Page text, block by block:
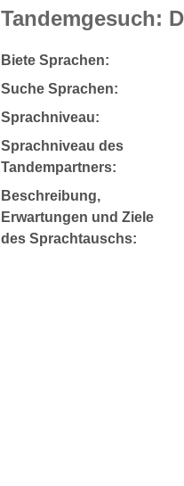
Tandemgesuch:
Biete Sprachen:
Suche Sprachen:
Sprachniveau:
Sprachniveau des
Tandempartners:
Beschreibung,
Erwartungen und Ziele
des Sprachtauschs: